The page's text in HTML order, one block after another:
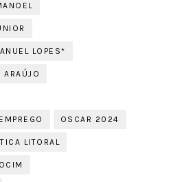
LOPES*
OSCAR 2024
LITORAL